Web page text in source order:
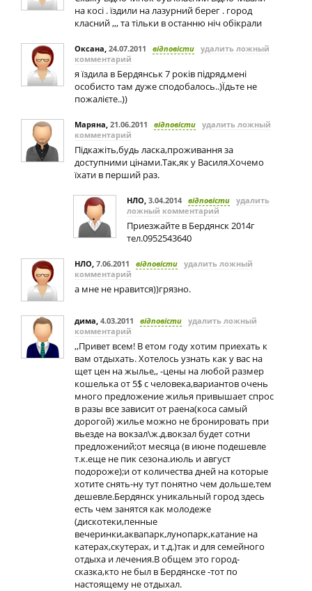
на косі . їздили на лазурний берег . город
класний ,,, та тільки в останню ніч обікрали
Оксана, 24.07.2011 відповісти удалить ложный
комментарий
я їздила в Бердянськ 7 років підряд,мені
особисто там дуже сподобалось..)Їдьте не
пожалієте..))
Маряна, 21.06.2011 відповісти удалить ложный
комментарий
Підкажіть,будь ласка,проживання за
доступними цінами.Так,як у Василя.Хочемо
їхати в перший раз.
НЛО, 3.04.2014 відповісти удалить
ложный комментарий
Приезжайте в Бердянск 2014г
тел.0952543640
НЛО, 7.06.2011 відповісти удалить ложный
комментарий
а мне не нравится))грязно.
дима, 4.03.2011 відповісти удалить ложный
комментарий
,,Привет всем! В етом году хотим приехать к
вам отдыхать. Хотелось узнать как у вас на
щет цен на жылье,, -цены на любой размер
кошелька от 5$ с человека,вариантов очень
много предложение жилья привышает спрос
в разы все зависит от раена(коса самый
дорогой) жилье можно не бронировать при
вьезде на вокзал\ж.д.вокзал будет сотни
предложений;от месяца (в июне подешевле
т.к.еще не пик сезона.июль и август
подороже);и от количества дней на которые
хотите снять-ну тут понятно чем дольше,тем
дешевле.Бердянск уникальный город здесь
есть чем занятся как молодеже
(дискотеки,пенные
вечеринки,аквапарк,лунопарк,катание на
катерах,скутерах, и т.д.)так и для семейного
отдыха и лечения.В общем это город-
сказка,кто не был в Бердянске -тот по
настоящему не отдыхал.